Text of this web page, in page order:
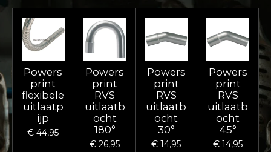
Powers
print
flexibele
uitlaatp
ijp
€ 44,95
Powers
print
RVS
uitlaatb
ocht
180°
€ 26,95
Powers
print
RVS
uitlaatb
ocht
30°
€ 14,95
Powers
print
RVS
uitlaatb
ocht
45°
€ 14,95